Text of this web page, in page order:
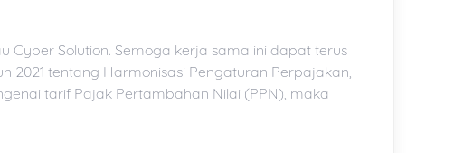
Cyber Solution. Semoga kerja sama ini dapat terus
tentang Harmonisasi Pengaturan Perpajakan,
tarif Pajak Pertambahan Nilai (PPN), maka